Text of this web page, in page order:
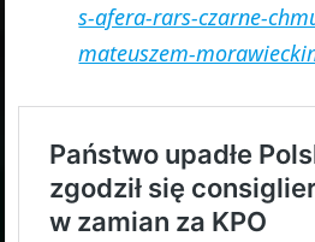
s-afera-rars-czarne-
mateuszem-